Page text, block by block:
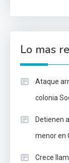
Lo mas
Ataque
colonia
Detienen
menor en
Crece